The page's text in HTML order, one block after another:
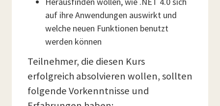
auf ihre Anwendungen auswirkt und
welche neuen Funktionen benutzt
werden können
Teilnehmer, die diesen Kurs
erfolgreich absolvieren wollen, sollten
folgende Vorkenntnisse und